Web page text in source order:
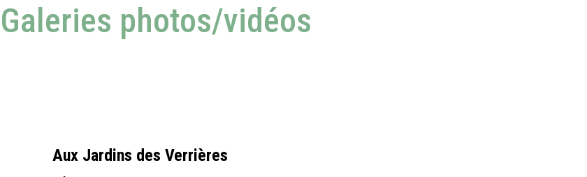
Galeries photos/vidéos
Aux Jardins des Verrières